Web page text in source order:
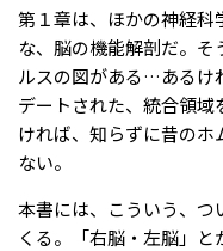
第１章は、ほかの神経科
な、脳の機能解剖だ。
ルスの図がある…あるけ
デートされた、統合領
ければ、知らずに昔の
ない。
本書には、こういう、つ
くる。「右脳・左脳」と